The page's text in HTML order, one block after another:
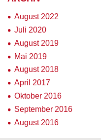
August 2022
Juli 2020
August 2019
Mai 2019
August 2018
April 2017
Oktober 2016
September 2016
August 2016